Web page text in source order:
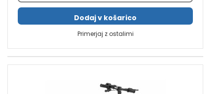
Dodaj v košarico
Primerjaj z ostalimi